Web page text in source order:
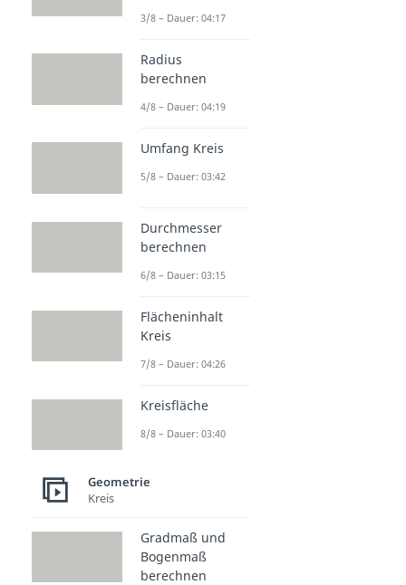
3/8 – Dauer: 04:17
Radius
berechnen
4/8 – Dauer: 04:19
Umfang Kreis
5/8 – Dauer: 03:42
Durchmesser
berechnen
6/8 – Dauer: 03:15
Flächeninhalt
Kreis
7/8 – Dauer: 04:26
Kreisfläche
8/8 – Dauer: 03:40
Geometrie
Kreis
Gradmaß und
Bogenmaß
berechnen